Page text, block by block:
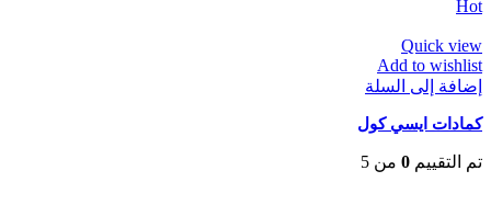
Hot
Quick view
Add to wishlist
إضافة إلى السلة
كمادات ايسي كول
تم التقييم 0 من 5